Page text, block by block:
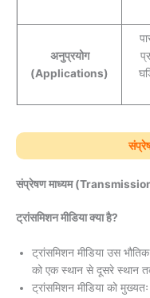
अनुप्रयोग
(Applications)
संप्रेषण माध्यम
ट्रांसमिशन मीडिया क्या है?
ट्रांसमिशन मीडिया उस
को एक स्थान से दूसरे स्थान
ट्रांसमिशन मीडिया को